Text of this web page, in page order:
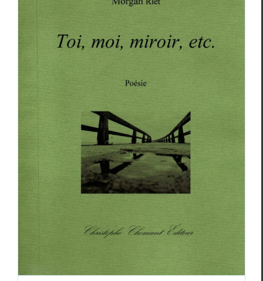
Morgan Riet,Toi, moi, miroir etc.
Critiques Morgan Riet